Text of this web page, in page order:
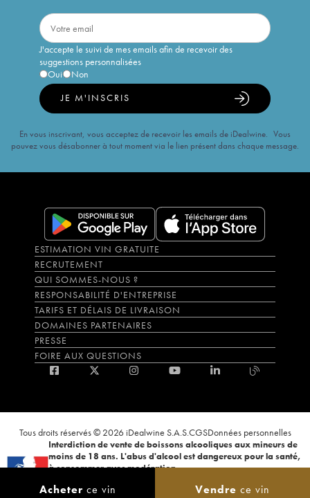
Acheter ce vin Vendre ce vin
J'accepte le suivi de mes emails afin de recevoir des
suggestions personnalisées
Oui
Non
JE M'INSCRIS
En vous inscrivant, vous acceptez de recevoir les emails de iDealwine. Vous
pouvez vous désabonner à tout moment via le lien présent dans chaque message.
ESTIMATION VIN GRATUITE
RECRUTEMENT
QUI SOMMES-NOUS ?
RESPONSABILITÉ D'ENTREPRISE
TARIFS ET DÉLAIS DE LIVRAISON
DOMAINES PARTENAIRES
PRESSE
FOIRE AUX QUESTIONS
Tous droits réservés © 2026 iDealwine S.A.S.CGSDonnées personnelles
Interdiction de vente de boissons alcooliques aux mineurs de
moins de 18 ans. L'abus d'alcool est dangereux pour la santé,
à consommer avec modération.
ligne. CODE DE LA SANTÉ PUBLIQUE, ART.L.3342-1 et L.3353-3